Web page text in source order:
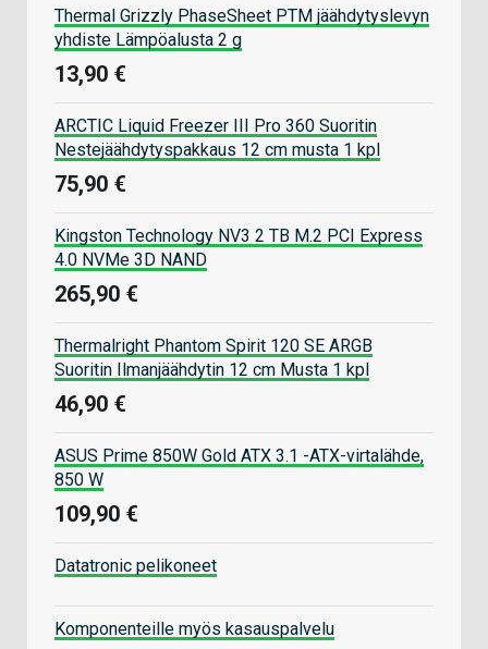
Thermal Grizzly PhaseSheet PTM jäähdytyslevyn
yhdiste Lämpöalusta 2 g
13,90 €
ARCTIC Liquid Freezer III Pro 360 Suoritin
Nestejäähdytyspakkaus 12 cm musta 1 kpl
75,90 €
Kingston Technology NV3 2 TB M.2 PCI Express
4.0 NVMe 3D NAND
265,90 €
Thermalright Phantom Spirit 120 SE ARGB
Suoritin Ilmanjäähdytin 12 cm Musta 1 kpl
46,90 €
ASUS Prime 850W Gold ATX 3.1 -ATX-virtalähde,
850 W
109,90 €
Datatronic pelikoneet
Komponenteille myös kasauspalvelu